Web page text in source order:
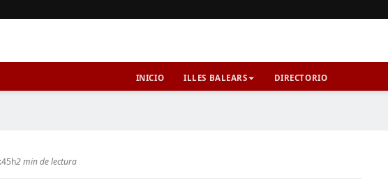
INICIO ILLES BALEARS DIRECTORIO
2 min de lectura